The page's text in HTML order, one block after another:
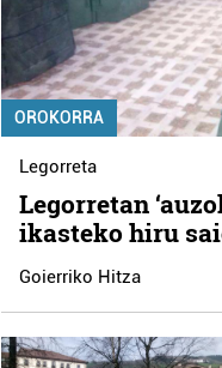
OROKORRA
Legorreta
Legorretan
ikasteko hiru
Goierriko Hitza